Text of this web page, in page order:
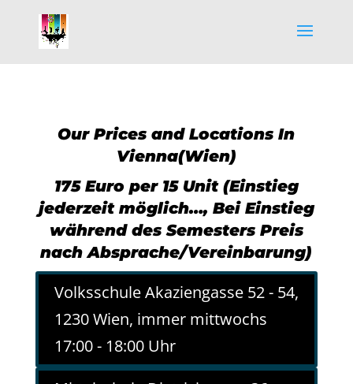
Our Prices and Locations In
Vienna(Wien)
175 Euro per 15 Unit (Einstieg
jederzeit möglich…, Bei Einstieg
während des Semesters Preis
nach Absprache/Vereinbarung)
Volksschule Akaziengasse 52 - 54,
1230 Wien, immer mittwochs
17:00 - 18:00 Uhr